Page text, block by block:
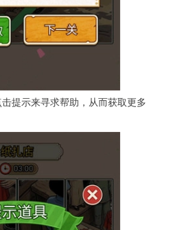
提示来寻求帮助，从而获取更多